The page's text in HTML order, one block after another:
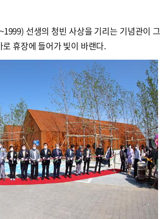
선생의 청빈 사상을 기리는 기념관이 그
휴장에 들어가 빛이 바랜다.